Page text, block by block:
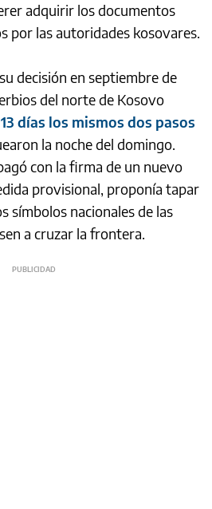
adquirir los documentos
por las autoridades kosovares.
decisión en septiembre de
del norte de Kosovo
días los mismos dos pasos
la noche del domingo.
con la firma de un nuevo
provisional, proponía tapar
símbolos nacionales de las
a cruzar la frontera.